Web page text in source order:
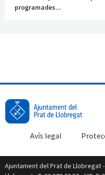
programades...
Avís legal
Ajuntament del Prat de Llobregat -